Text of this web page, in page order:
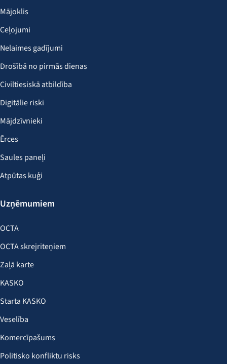
Mājoklis
Ceļojumi
Nelaimes gadījumi
Drošībā no pirmās dienas
Civiltiesiskā atbildība
Digitālie riski
Mājdzīvnieki
Ērces
Saules paneļi
Atpūtas kuģi
Uzņēmumiem
OCTA
OCTA skrejriteņiem
Zaļā karte
KASKO
Starta KASKO
Veselība
Komercīpašums
Politisko konfliktu risks